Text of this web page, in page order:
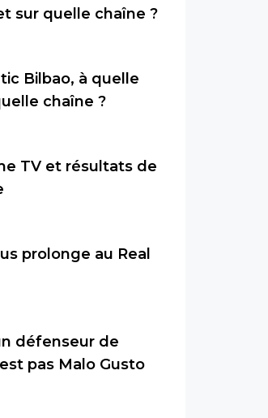
sur quelle chaîne ?
Bilbao, à quelle
chaîne ?
TV et résultats de
prolonge au Real
défenseur de
pas Malo Gusto